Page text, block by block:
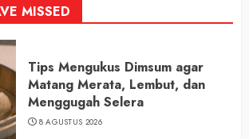
MISSED
Tips Mengukus Dimsum agar
Matang Merata, Lembut, dan
Menggugah Selera
8 AGUSTUS 2026